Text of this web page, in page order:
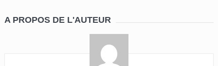
A PROPOS DE L'AUTEUR